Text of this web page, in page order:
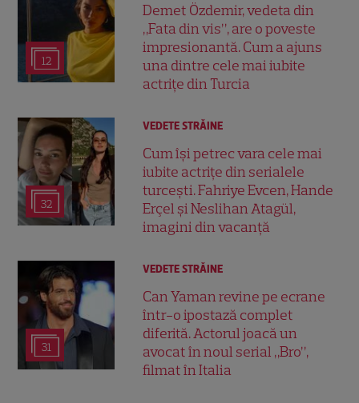
12
Demet Özdemir, vedeta din
„Fata din vis”, are o poveste
impresionantă. Cum a ajuns
una dintre cele mai iubite
actrițe din Turcia
32
VEDETE STRĂINE
Cum își petrec vara cele mai
iubite actrițe din serialele
turcești. Fahriye Evcen, Hande
Erçel și Neslihan Atagül,
imagini din vacanță
31
VEDETE STRĂINE
Can Yaman revine pe ecrane
într-o ipostază complet
diferită. Actorul joacă un
avocat în noul serial „Bro”,
filmat în Italia